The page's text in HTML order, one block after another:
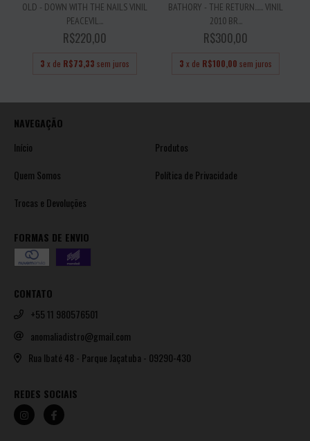
OLD - DOWN WITH THE NAILS VINIL
PEACEVIL...
R$220,00
3 x de R$73,33 sem juros
BATHORY - THE RETURN...... VINIL
2010 BR...
R$300,00
3 x de R$100,00 sem juros
NAVEGAÇÃO
Início
Produtos
Quem Somos
Política de Privacidade
Trocas e Devoluções
FORMAS DE ENVIO
CONTATO
+55 11 980576501
anomaliadistro@gmail.com
Rua Ibaté 48 - Parque Jaçatuba - 09290-430
REDES SOCIAIS